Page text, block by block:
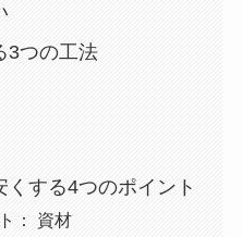
3つの工法
する4つのポイント
： 資材